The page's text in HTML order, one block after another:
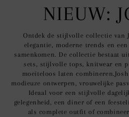
NIEUW:
Ontdek de stijlvolle collectie van
elegantie, moderne trends en
samenkomen. De collectie bestaat
sets, stijlvolle tops, knitwear en
moeiteloos laten
modieuze ontwerpen, vrouwelijke
Ideaal voor een stijlvolle
gelegenheid, een diner of een
als complete outfit of